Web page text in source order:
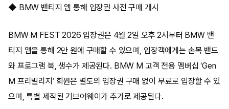
◆ BMW 밴티지 앱 통해 입장권 사전 구매 개시
BMW M FEST 2026 입장권은 4월 2일 오후 2시부터 BMW 밴
티지 앱을 통해 2만 원에 구매할 수 있으며, 입장객에게는 손목 밴드
와 프로그램 북, 생수가 제공된다. BMW M 고객 전용 멤버십 ‘Gen
M 프리빌리지’ 회원은 별도의 입장권 구매 없이 무료로 입장할 수 있
으며, 특별 제작된 기브어웨이가 추가로 제공된다.